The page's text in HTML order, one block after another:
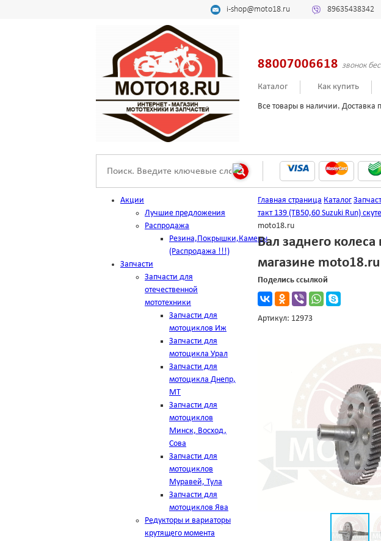
i-shop@moto18.ru 89635438342
88007006618 звонок
Каталог Как купить
Все товары в наличии. Доставка
Акции
Лучшие предложения
Распродажа
Резина,Покрышки,Камеры
(Распродажа !!!)
Запчасти
Запчасти для
отечественной
мототехники
Запчасти для
мотоциклов Иж
Запчасти для
мотоцикла Урал
Запчасти для
мотоцикла Днепр,
МТ
Запчасти для
мотоциклов
Минск, Восход,
Сова
Запчасти для
мотоциклов
Муравей, Тула
Запчасти для
мотоциклов Ява
Редукторы и вариаторы
крутящего момента
Главная страница Каталог
такт 139 (ТВ50,60 Suzuki Run)
moto18.ru
Вал заднего колеса
магазине moto18.ru
Поделись ссылкой
Артикул: 12973